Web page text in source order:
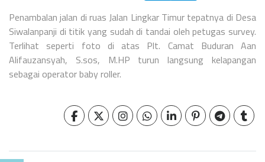
Penambalan jalan di ruas Jalan Lingkar Timur tepatnya di Desa
Siwalanpanji di titik yang sudah di tandai oleh petugas survey.
Terlihat seperti foto di atas Plt. Camat Buduran Aan
Alifauzansyah, S.sos, M.HP turun langsung kelapangan
sebagai operator baby roller.